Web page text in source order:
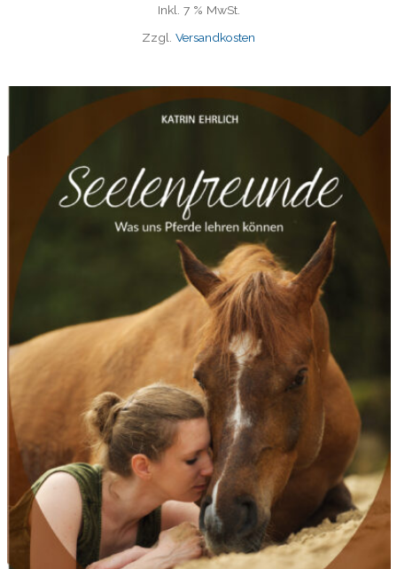
Inkl. 7 % MwSt.
Zzgl. Versandkosten